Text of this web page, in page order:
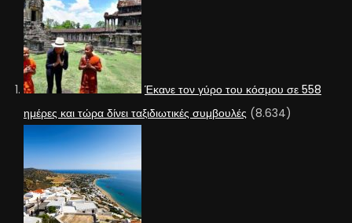
Έκανε τον γύρο του κόσμου σε 558
ημέρες και τώρα δίνει ταξιδιωτικές συμβουλές (8.634)